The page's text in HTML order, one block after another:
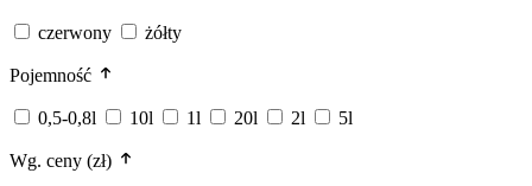
czerwony żółty
Pojemność
0,5-0,8l 10l 1l 20l 2l 5l
Wg. ceny (zł)